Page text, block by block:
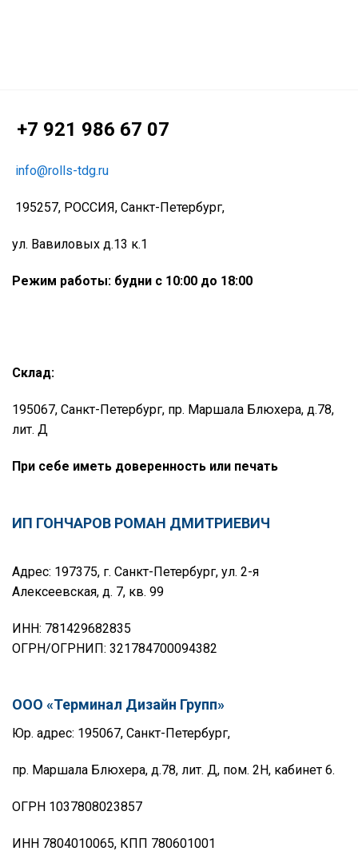
+7 921 986 67 07
info@rolls-tdg.ru
195257, РОССИЯ, Санкт-Петербург,
ул. Вавиловых д.13 к.1
Режим работы: будни с 10:00 до 18:00
Склад:
195067, Санкт-Петербург, пр. Маршала Блюхера, д.78,
лит. Д
При себе иметь доверенность или печать
ИП ГОНЧАРОВ РОМАН ДМИТРИЕВИЧ
Адрес: 197375, г. Санкт-Петербург, ул. 2-я
Алексеевская, д. 7, кв. 99
ИНН: 781429682835
ОГРН/ОГРНИП: 321784700094382
ООО «Терминал Дизайн Групп»
Юр. адрес: 195067, Санкт-Петербург,
пр. Маршала Блюхера, д.78, лит. Д, пом. 2Н, кабинет 6.
ОГРН 1037808023857
ИНН 7804010065, КПП 780601001